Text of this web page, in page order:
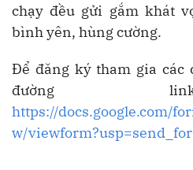
chạy đều gửi gắm khát
bình yên, hùng cường.
Để đăng ký tham gia các
đường
https://docs.google.com/
w/